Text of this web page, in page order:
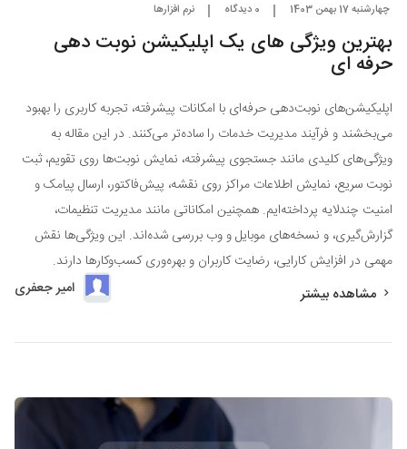
چهارشنبه 17 بهمن 1403 0 دیدگاه نرم افزارها
بهترین ویژگی های یک اپلیکیشن نوبت دهی
حرفه ای
اپلیکیشن‌های نوبت‌دهی حرفه‌ای با امکانات پیشرفته، تجربه کاربری را بهبود
می‌بخشند و فرآیند مدیریت خدمات را ساده‌تر می‌کنند. در این مقاله به
ویژگی‌های کلیدی مانند جستجوی پیشرفته، نمایش نوبت‌ها روی تقویم، ثبت
نوبت سریع، نمایش اطلاعات مراکز روی نقشه، پیش‌فاکتور، ارسال پیامک و
امنیت چندلایه پرداخته‌ایم. همچنین امکاناتی مانند مدیریت تنظیمات،
گزارش‌گیری، و نسخه‌های موبایل و وب بررسی شده‌اند. این ویژگی‌ها نقش
مهمی در افزایش کارایی، رضایت کاربران و بهره‌وری کسب‌وکارها دارند.
مشاهده بیشتر
امیر جعفری